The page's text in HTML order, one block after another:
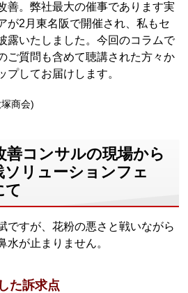
善。弊社最大の催事であります実
が2月東名阪で開催され、私もセ
露いたしました。今回のコラムで
ご質問も含めて聴講された方々か
プしてお届けします。
商会)
善コンサルの現場から
ソリューションフェ
て
すが、花粉の悪さと戦いながら
水が止まりません。
た訴求点